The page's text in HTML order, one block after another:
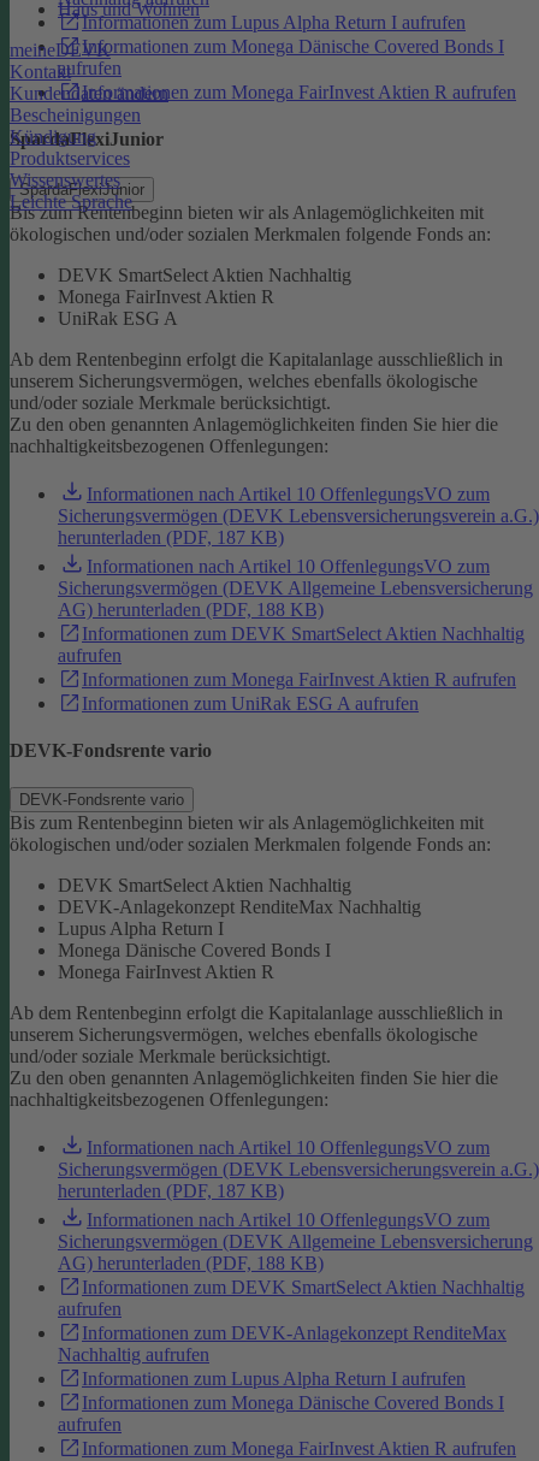
Haus und Wohnen
meineDEVK
Kontakt
Kundendaten ändern
Bescheinigungen
Kündigung
Produktservices
Wissenswertes
Leichte Sprache
Informationen zum Lupus Alpha Return I aufrufen
Informationen zum Monega Dänische Covered Bonds I
aufrufen
Informationen zum Monega FairInvest Aktien R aufrufen
SpardaFlexiJunior
SpardaFlexiJunior
Bis zum Rentenbeginn bieten wir als Anlagemöglichkeiten mit
ökologischen und/oder sozialen Merkmalen folgende Fonds an:
DEVK SmartSelect Aktien Nachhaltig
Monega FairInvest Aktien R
UniRak ESG A
Ab dem Rentenbeginn erfolgt die Kapitalanlage ausschließlich in
unserem Sicherungsvermögen, welches ebenfalls ökologische
und/oder soziale Merkmale berücksichtigt.
Zu den oben genannten Anlagemöglichkeiten finden Sie hier die
nachhaltigkeitsbezogenen Offenlegungen:
Informationen nach Artikel 10 OffenlegungsVO zum
Sicherungsvermögen (DEVK Lebensversicherungsverein a.G.)
herunterladen (PDF, 187 KB)
Informationen nach Artikel 10 OffenlegungsVO zum
Sicherungsvermögen (DEVK Allgemeine Lebensversicherung
AG) herunterladen (PDF, 188 KB)
Informationen zum DEVK SmartSelect Aktien Nachhaltig
aufrufen
Informationen zum Monega FairInvest Aktien R aufrufen
Informationen zum UniRak ESG A aufrufen
DEVK-Fondsrente vario
DEVK-Fondsrente vario
Bis zum Rentenbeginn bieten wir als Anlagemöglichkeiten mit
ökologischen und/oder sozialen Merkmalen folgende Fonds an:
DEVK SmartSelect Aktien Nachhaltig
DEVK-Anlagekonzept RenditeMax Nachhaltig
Lupus Alpha Return I
Monega Dänische Covered Bonds I
Monega FairInvest Aktien R
Ab dem Rentenbeginn erfolgt die Kapitalanlage ausschließlich in
unserem Sicherungsvermögen, welches ebenfalls ökologische
und/oder soziale Merkmale berücksichtigt.
Zu den oben genannten Anlagemöglichkeiten finden Sie hier die
nachhaltigkeitsbezogenen Offenlegungen:
Informationen nach Artikel 10 OffenlegungsVO zum
Sicherungsvermögen (DEVK Lebensversicherungsverein a.G.)
herunterladen (PDF, 187 KB)
Informationen nach Artikel 10 OffenlegungsVO zum
Sicherungsvermögen (DEVK Allgemeine Lebensversicherung
AG) herunterladen (PDF, 188 KB)
Informationen zum DEVK SmartSelect Aktien Nachhaltig
aufrufen
Informationen zum DEVK-Anlagekonzept RenditeMax
Nachhaltig aufrufen
Informationen zum Lupus Alpha Return I aufrufen
Informationen zum Monega Dänische Covered Bonds I
aufrufen
Informationen zum Monega FairInvest Aktien R aufrufen